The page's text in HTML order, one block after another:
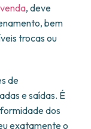
, deve
bem
trocas ou
de
e saídas. É
dos
exatamente o